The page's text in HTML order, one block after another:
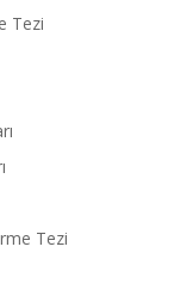
Tezi
Tezi